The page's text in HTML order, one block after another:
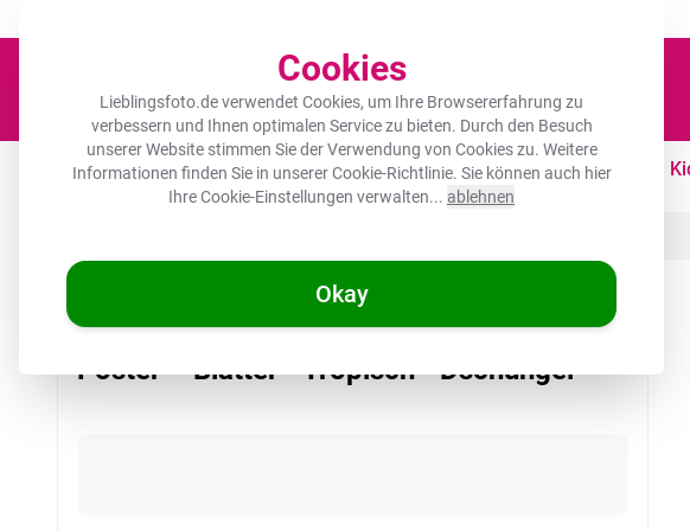
Cookies
Lieblingsfoto.de verwendet Cookies, um Ihre Browsererfahrung zu
verbessern und Ihnen optimalen Service zu bieten. Durch den Besuch
unserer Website stimmen Sie der Verwendung von Cookies zu. Weitere
Informationen finden Sie in unsererCookie-Richtlinie. Sie können auch hier
Ihre Cookie-Einstellungen verwalten... ablehnen
Okay
Leinwand Herdabdeckplatte Wanddeko Küche Outdoor Freizeit
Poster – Blätter - Tropisch - Dschungel
Poster – Blätter - Tropisch - Dschungel